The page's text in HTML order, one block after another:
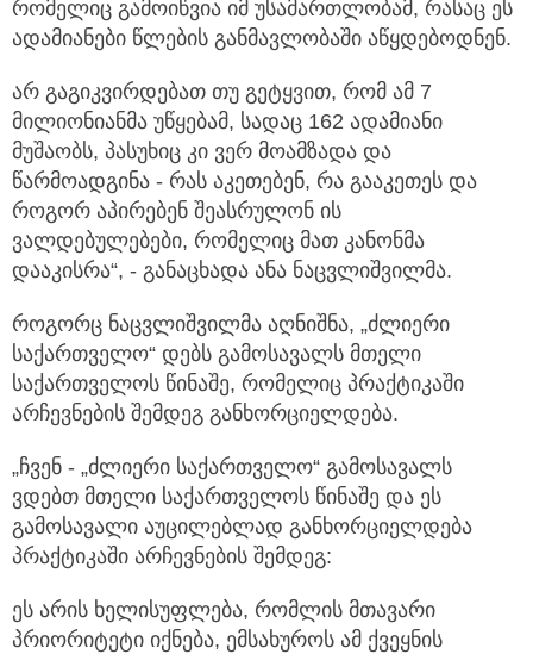
რომელიც გამოიწვია იმ უსამართლობამ, რასაც ეს
ადამიანები წლების განმავლობაში აწყდებოდნენ.
არ გაგიკვირდებათ თუ გეტყვით, რომ ამ 7
მილიონიანმა უწყებამ, სადაც 162 ადამიანი
მუშაობს, პასუხიც კი ვერ მოამზადა და
წარმოადგინა - რას აკეთებენ, რა გააკეთეს და
როგორ აპირებენ შეასრულონ ის
ვალდებულებები, რომელიც მათ კანონმა
დააკისრა“, - განაცხადა ანა ნაცვლიშვილმა.
როგორც ნაცვლიშვილმა აღნიშნა, „ძლიერი
საქართველო“ დებს გამოსავალს მთელი
საქართველოს წინაშე, რომელიც პრაქტიკაში
არჩევნების შემდეგ განხორციელდება.
„ჩვენ - „ძლიერი საქართველო“ გამოსავალს
ვდებთ მთელი საქართველოს წინაშე და ეს
გამოსავალი აუცილებლად განხორციელდება
პრაქტიკაში არჩევნების შემდეგ:
ეს არის ხელისუფლება, რომლის მთავარი
პრიორიტეტი იქნება, ემსახუროს ამ ქვეყნის